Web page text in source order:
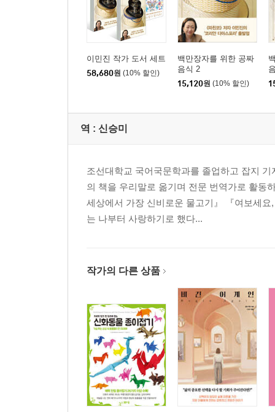
이민진 작가 도서 세트
58,680원 (10% 할인)
백만장자를 위한 공짜
음식 2
15,120원 (10% 할인)
역 : 신승미
조선대학교 국어국문학과를 졸업하고 잡지
의 책을 우리말로 옮기며 전문 번역가로 활동
세상에서 가장 신비로운 물고기』 『여보세
는 나부터 사랑하기로 했다...
작가의 다른 상품